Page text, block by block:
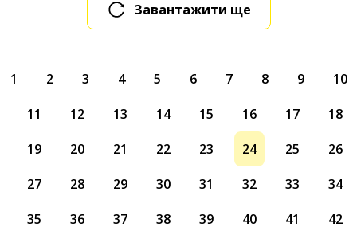
Завантажити ще
1 2 3 4 5 6 7 8 9
10
11
12 13 14 15 16 17
18
19
20 21 22 23 24 25
26
27
28 29 30 31 32 33
34
35
36 37 38 39 40 41
42